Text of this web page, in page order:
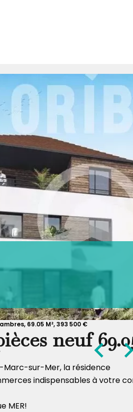
69.05 M², 393 500 €
neuf
Marc-sur-Mer, la résidence
indispensables à votre
MER!